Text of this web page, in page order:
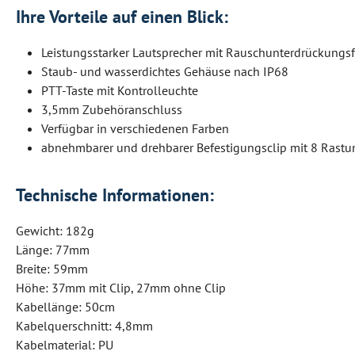
Ihre Vorteile auf einen Blick:
Leistungsstarker Lautsprecher mit
Staub- und wasserdichtes Gehäuse nach IP68
PTT-Taste mit Kontrolleuchte
3,5mm Zubehöranschluss
Verfügbar in verschiedenen Farben
abnehmbarer und drehbarer Befestigungsclip mit 8
Technische Informationen:
Gewicht: 182g
Länge: 77mm
Breite: 59mm
Höhe: 37mm mit Clip, 27mm ohne Clip
Kabellänge: 50cm
Kabelquerschnitt: 4,8mm
Kabelmaterial: PU